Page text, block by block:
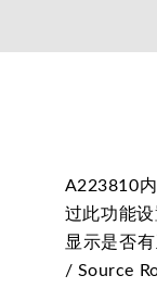
A223810
过此功能
显示是否
/ Source